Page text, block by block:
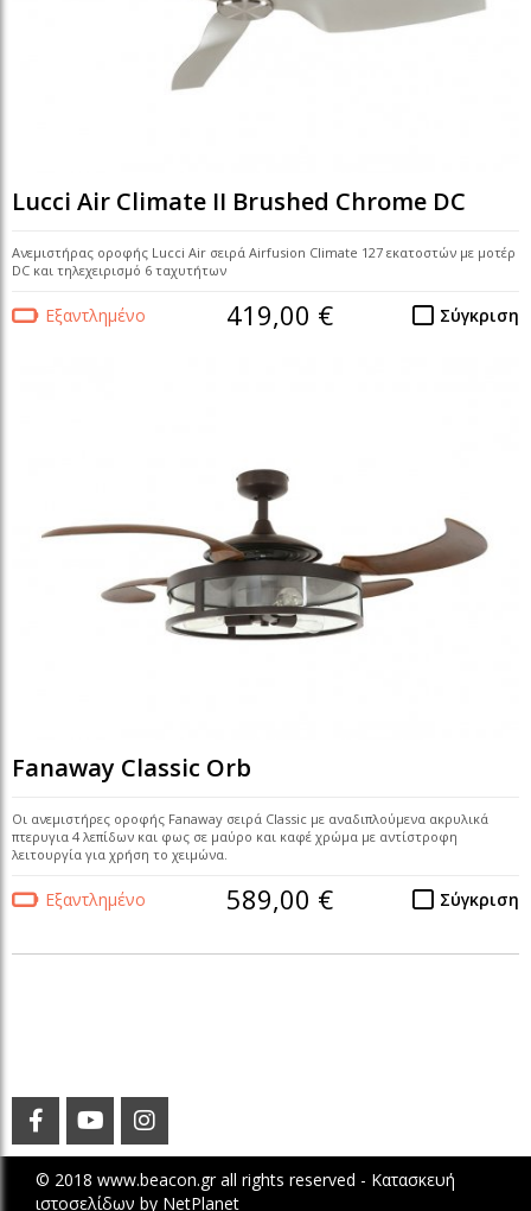
Lucci Air Climate II Brushed Chrome DC
Ανεμιστήρας οροφής Lucci Air σειρά Airfusion Climate 127 εκατοστών με μοτέρ
DC και τηλεχειρισμό 6 ταχυτήτων
Εξαντλημένο Σύγκριση
419,00 €
Fanaway Classic Orb
Οι ανεμιστήρες οροφής Fanaway σειρά Classic με αναδιπλούμενα ακρυλικά
πτερυγια 4 λεπίδων και φως σε μαύρο και καφέ χρώμα με αντίστροφη
λειτουργία για χρήση το χειμώνα.
Εξαντλημένο Σύγκριση
589,00 €
© 2018 www.beacon.gr all rights reserved - Κατασκευή
ιστοσελίδων by NetPlanet